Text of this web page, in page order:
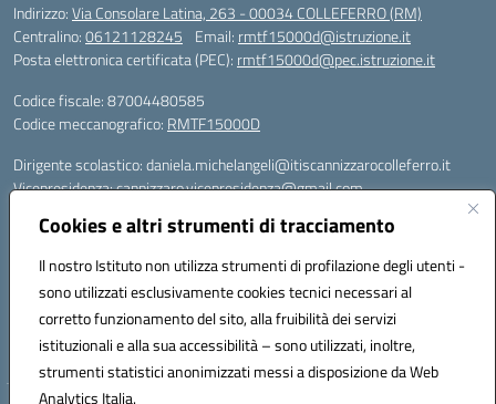
Cookies e altri strumenti di tracciamento
Il nostro Istituto non utilizza strumenti di profilazione degli utenti -
sono utilizzati esclusivamente cookies tecnici necessari al
corretto funzionamento del sito, alla fruibilità dei servizi
istituzionali e alla sua accessibilità – sono utilizzati, inoltre,
strumenti statistici anonimizzati messi a disposizione da Web
Analytics Italia.
Indirizzo:Via Consolare Latina, 263 - 00034 COLLEFERRO (RM)
Centralino:06121128245 Email: rmtf15000d@istruzione.it
Posta elettronica certificata (PEC): rmtf15000d@pec.istruzione.it
Codice fiscale: 87004480585
Codice meccanografico: RMTF15000D
Dirigente scolastico: daniela.michelangeli@itiscannizzarocolleferro.it
Vicepresidenza: cannizzaro.vicepresidenza@gmail.com
Supporto piattaforme DDI (creazione account e rigenerazione credenziali)
supporto_gsuite@itiscannizzarocolleferro.it
Microsoft Office 365 (Teams):
supporto_office365@cannizzaro.onmicrosoft.com